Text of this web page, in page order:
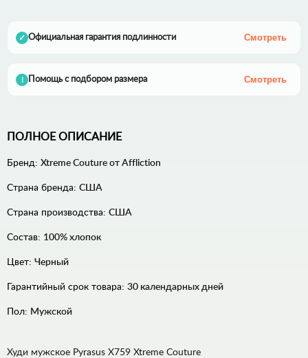
✓ Официальная гарантия подлинности Смотреть
i Помощь с подбором размера Смотреть
ПОЛНОЕ ОПИСАНИЕ
Бренд: Xtreme Couture от Affliction
Страна бренда: США
Страна производства: США
Состав: 100% хлопок
Цвет: Черный
Гарантийный срок товара: 30 календарных дней
Пол: Мужской
Худи мужское Pyrasus X759 Xtreme Couture